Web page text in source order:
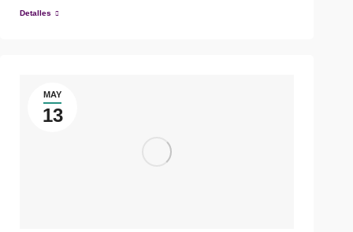
Detalles
MAY
13